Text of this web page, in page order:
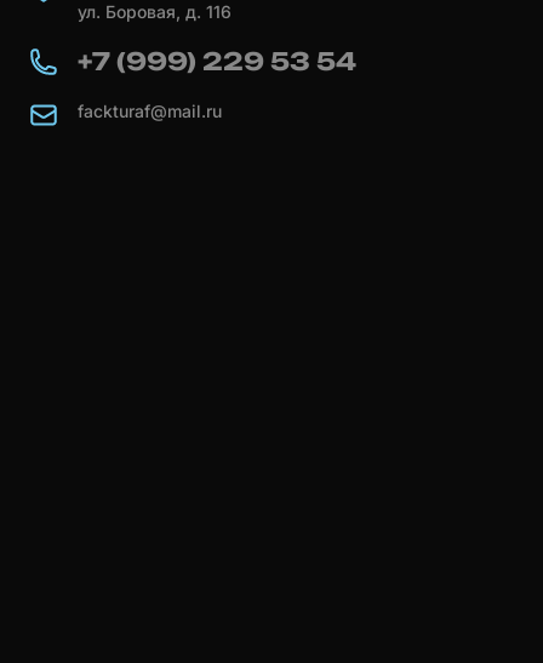
ул. Боровая, д. 116
+7 (999) 229 53 54
fackturaf@mail.ru